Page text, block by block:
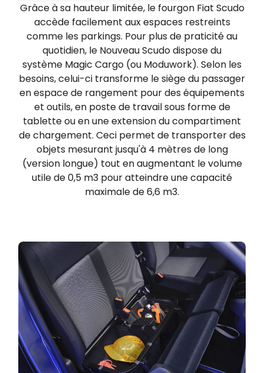
Grâce à sa hauteur limitée, le fourgon Fiat Scudo
accède facilement aux espaces restreints
comme les parkings. Pour plus de praticité au
quotidien, le Nouveau Scudo dispose du
système Magic Cargo (ou Moduwork). Selon les
besoins, celui-ci transforme le siège du passager
en espace de rangement pour des équipements
et outils, en poste de travail sous forme de
tablette ou en une extension du compartiment
de chargement. Ceci permet de transporter des
objets mesurant jusqu'à 4 mètres de long
(version longue) tout en augmentant le volume
utile de 0,5 m3 pour atteindre une capacité
maximale de 6,6 m3.